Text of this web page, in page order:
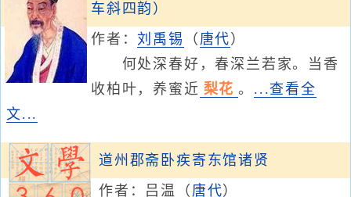
车斜四韵）
作者：刘禹锡 （ 唐代 ）
何处深春好，春深兰若家。当香
收柏叶，养蜜近 梨花 。 ...查看全
文...
道州郡斋卧疾寄东馆诸贤
作者： 吕温 （ 唐代）